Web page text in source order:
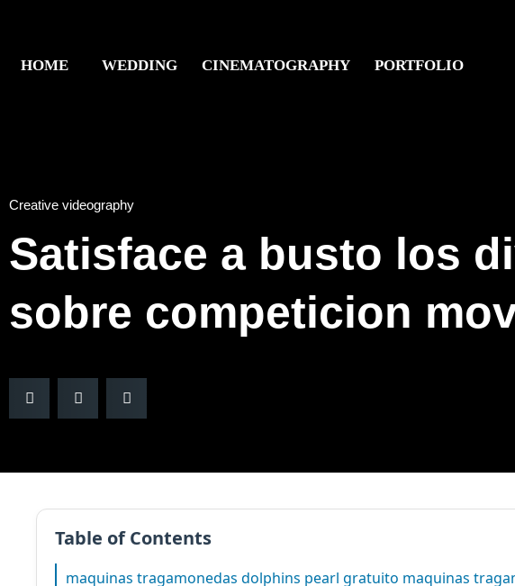
HOME WEDDING CINEMATOGRAPHY PORTFOLIO
Creative videography
Satisface a busto los
sobre competicion
Table of Contents
maquinas tragamonedas dolphins pearl gratuito maquinas